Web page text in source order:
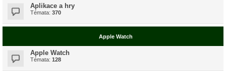
Aplikace a hry
Témata: 370
Apple Watch
Apple Watch
Témata: 128